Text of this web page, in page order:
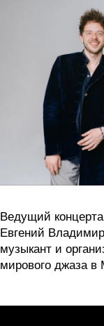
Ведущий
Евгений
музыкант и
мирового джаза в